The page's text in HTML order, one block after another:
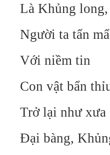
Là Khủng
Người ta tẩn
Với niềm tin
Con vật bẩn
Trở lại như xưa
Đại bàng,